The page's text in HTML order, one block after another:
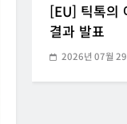
[EU] 틱톡의
결과 발표
2026년 07월